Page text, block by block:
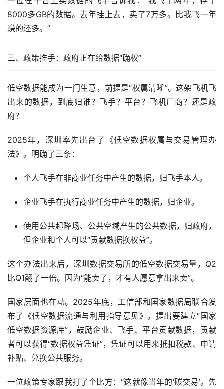
8000多GB的数据。去年挂上去，卖了7万多。比我飞一年
赚的还多。”
三、政策推手：政府正在给数据“确权”
低空数据能成为一门生意，前提是“权属清晰”。这架飞机飞
出来的数据，到底归谁？飞手？平台？飞机厂商？还是政
府？
2025年，深圳率先出台了《低空数据权属与交易管理办
法》。明确了三条：
个人飞手在非商业任务中产生的数据，归飞手本人。
企业飞手在执行商业任务中产生的数据，归企业。
使用公共起降场、公共空域产生的公共数据，归政府，
但企业和个人可以“贡献数据换权益”。
这个办法出来后，深圳数据交易所的低空数据交易量，Q2
比Q1翻了一倍。因为“能卖了，才有人愿意拿出来卖”。
国家层面也在动。2025年底，工信部和国家数据局联合发
布了《低空数据流通与利用指导意见》。提出要建立“国家
低空数据资源库”，鼓励企业、飞手、平台贡献数据，贡献
者可以获得“数据权益凭证”，凭证可以用来抵扣税款、申请
补贴、兑换公共服务。
一位政策专家跟我打了个比方：“这就像当年的‘碳交易’。先